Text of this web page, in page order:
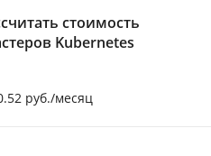
стоимость
Kubernetes
руб./месяц